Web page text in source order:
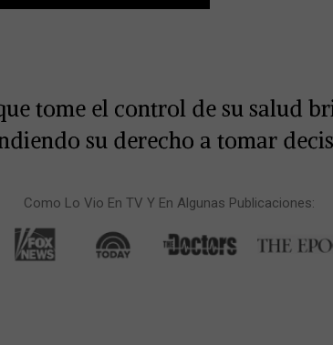
tome el control de su salud
su derecho a tomar
Como Lo Vio En TV Y En Algunas Publicaciones: